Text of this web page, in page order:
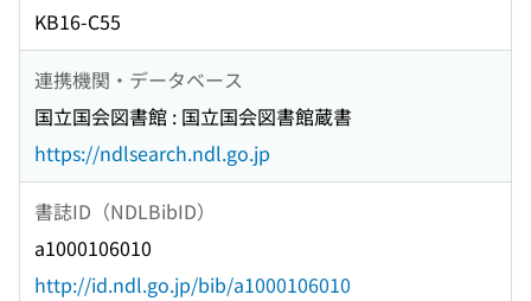
KB16-C55
連携機関・データベース
国立国会図書館 : 国立国会図書館蔵書
https://ndlsearch.ndl.go.jp
書誌ID（NDLBibID）
a1000106010
http://id.ndl.go.jp/bib/a1000106010